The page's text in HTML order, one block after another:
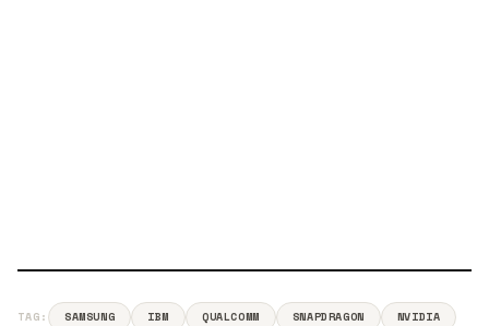
TAG: SAMSUNG IBM QUALCOMM SNAPDRAGON
NVIDIA